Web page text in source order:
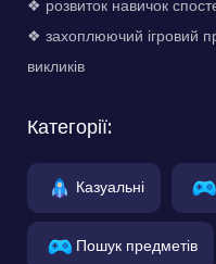
❖ розвиток навичок
❖ захоплюючий ігровий
викликів
Категорії:
Казуальні
Пошук предметів